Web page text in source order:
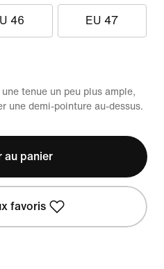
46 EU 47
tenue un peu plus ample,
une demi-pointure au-dessus.
au panier
favoris